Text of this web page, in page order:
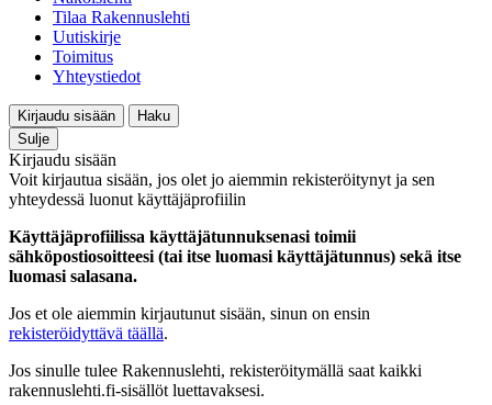
Tilaa Rakennuslehti
Uutiskirje
Toimitus
Yhteystiedot
Kirjaudu sisään
Haku
Sulje
Kirjaudu sisään
Voit kirjautua sisään, jos olet jo aiemmin rekisteröitynyt ja sen
yhteydessä luonut käyttäjäprofiilin
Käyttäjäprofiilissa käyttäjätunnuksenasi toimii
sähköpostiosoitteesi (tai itse luomasi käyttäjätunnus) sekä itse
luomasi salasana.
Jos et ole aiemmin kirjautunut sisään, sinun on ensin
rekisteröidyttävä täällä.
Jos sinulle tulee Rakennuslehti, rekisteröitymällä saat kaikki
rakennuslehti.fi-sisällöt luettavaksesi.